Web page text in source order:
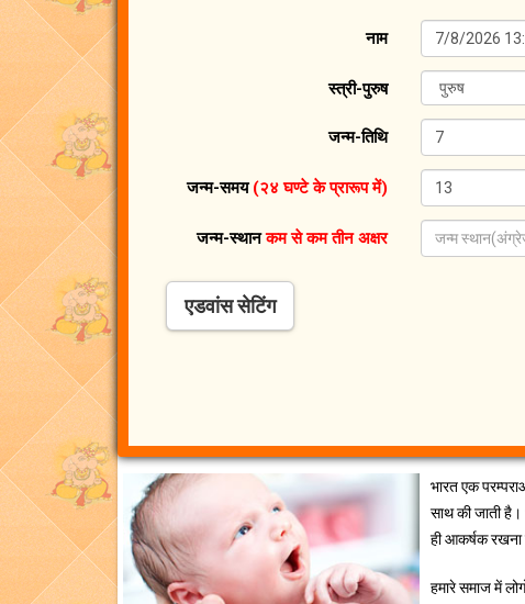
नाम
स्त्री-पुरुष
जन्म-तिथि
जन्म-समय(२४ घण्टे के प्रारूप में)
जन्म-स्थानकम से कम तीन अक्षर
एडवांस सेटिंग
भारत एक
साथ की जाती
ही आकर्षक रखना
हमारे समाज में